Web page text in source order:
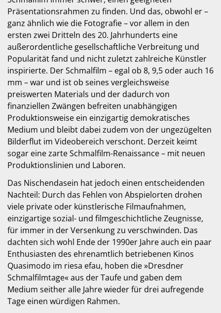
Präsentationsrahmen zu finden. Und das, obwohl er –
ganz ähnlich wie die Fotografie – vor allem in den
ersten zwei Dritteln des 20. Jahrhunderts eine
außerordentliche gesellschaftliche Verbreitung und
Popularität fand und nicht zuletzt zahlreiche Künstler
inspirierte. Der Schmalfilm – egal ob 8, 9,5 oder auch 16
mm – war und ist ob seines vergleichsweise
preiswerten Materials und der dadurch von
finanziellen Zwängen befreiten unabhängigen
Produktionsweise ein einzigartig demokratisches
Medium und bleibt dabei zudem von der ungezügelten
Bilderflut im Videobereich verschont. Derzeit keimt
sogar eine zarte Schmalfilm-Renaissance – mit neuen
Produktionslinien und Laboren.
Das Nischendasein hat jedoch einen entscheidenden
Nachteil: Durch das Fehlen von Abspielorten drohen
viele private oder künstlerische Filmaufnahmen,
einzigartige sozial- und filmgeschichtliche Zeugnisse,
für immer in der Versenkung zu verschwinden. Das
dachten sich wohl Ende der 1990er Jahre auch ein paar
Enthusiasten des ehrenamtlich betriebenen Kinos
Quasimodo im riesa efau, hoben die »Dresdner
Schmalfilmtage« aus der Taufe und gaben dem
Medium seither alle Jahre wieder für drei aufregende
Tage einen würdigen Rahmen.